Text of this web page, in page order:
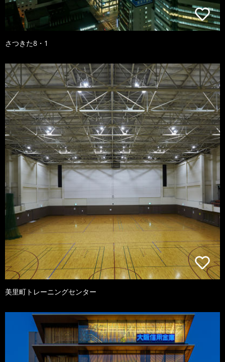
さつきた8・1
美里町トレーニングセンター